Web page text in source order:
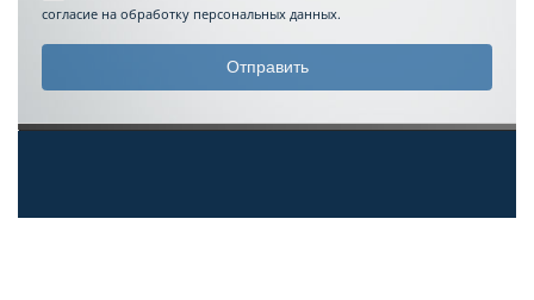
согласие на обработку персональных данных.